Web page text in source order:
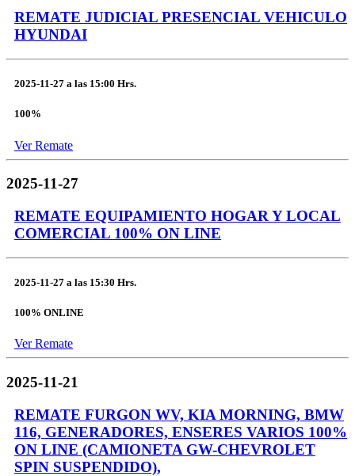
REMATE JUDICIAL PRESENCIAL VEHICULO
HYUNDAI
2025-11-27 a las 15:00 Hrs.
100%
Ver Remate
2025-11-27
REMATE EQUIPAMIENTO HOGAR Y LOCAL
COMERCIAL 100% ON LINE
2025-11-27 a las 15:30 Hrs.
100% ONLINE
Ver Remate
2025-11-21
REMATE FURGON WV, KIA MORNING, BMW
116, GENERADORES, ENSERES VARIOS 100%
ON LINE (CAMIONETA GW-CHEVROLET
SPIN SUSPENDIDO),